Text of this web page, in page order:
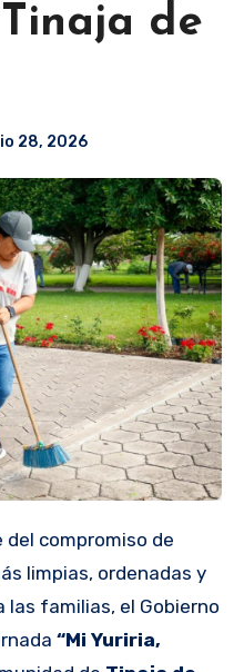
de
28, 2026
del compromiso de
limpias, ordenadas y
las familias, el Gobierno
“Mi Yuriria,